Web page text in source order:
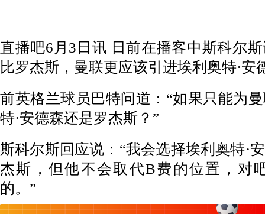
直播吧6月3日讯 日前在播客中斯科尔
比罗杰斯，曼联更应该引进埃利奥特·安
前英格兰球员巴特问道：“如果只能为
特·安德森还是罗杰斯？”
斯科尔斯回应说：“我会选择埃利奥特·
杰斯，但他不会取代B费的位置，对
的。”